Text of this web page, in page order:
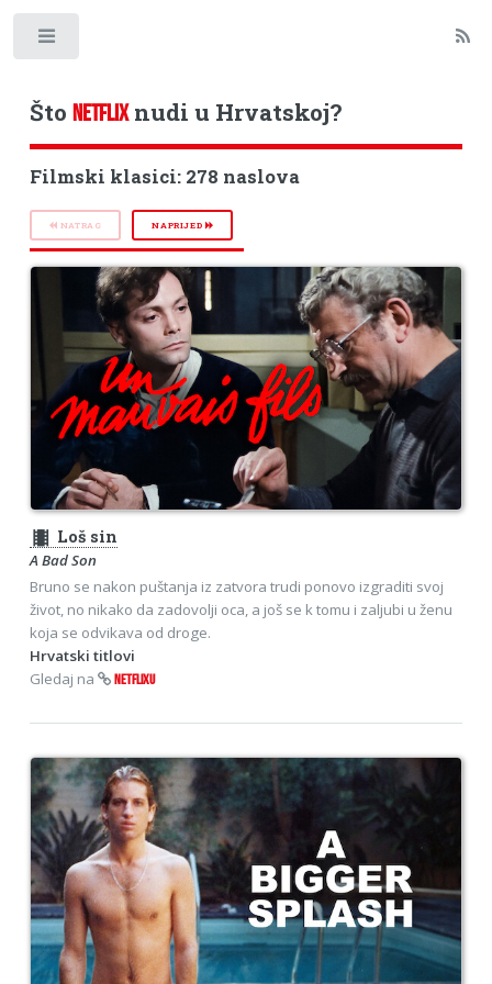
Što NETFLIXnudi u Hrvatskoj?
Filmski klasici: 278 naslova
NATRAG NAPRIJED
theaters Loš sin
A Bad Son
Bruno se nakon puštanja iz zatvora trudi ponovo izgraditi svoj
život, no nikako da zadovolji oca, a još se k tomu i zaljubi u ženu
koja se odvikava od droge.
Hrvatski titlovi
Gledaj na
NETFLIXU